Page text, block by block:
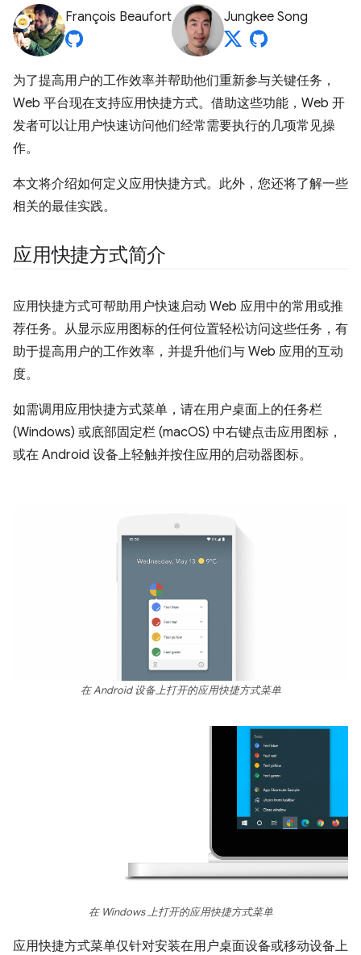
François Beaufort Jungkee Song
为了提高用户的工作效率并帮助他们重新参与关键任务，
Web 平台现在支持应用快捷方式。借助这些功能，Web 开
发者可以让用户快速访问他们经常需要执行的几项常见操
作。
本文将介绍如何定义应用快捷方式。此外，您还将了解一些
相关的最佳实践。
应用快捷方式简介
应用快捷方式可帮助用户快速启动 Web 应用中的常用或推
荐任务。从显示应用图标的任何位置轻松访问这些任务，有
助于提高用户的工作效率，并提升他们与 Web 应用的互动
度。
如需调用应用快捷方式菜单，请在用户桌面上的任务栏
(Windows) 或底部固定栏 (macOS) 中右键点击应用图标，
或在 Android 设备上轻触并按住应用的启动器图标。
在 Android 设备上打开的应用快捷方式菜单
在 Windows 上打开的应用快捷方式菜单
应用快捷方式菜单仅针对安装在用户桌面设备或移动设备上